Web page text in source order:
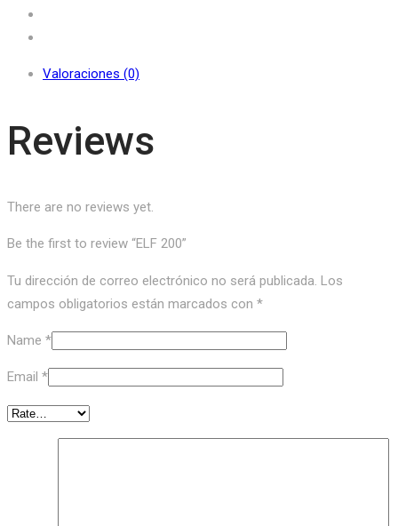
Valoraciones (0)
Reviews
There are no reviews yet.
Be the first to review “ELF 200”
Tu dirección de correo electrónico no será publicada. Los
campos obligatorios están marcados con *
Name *
Email *